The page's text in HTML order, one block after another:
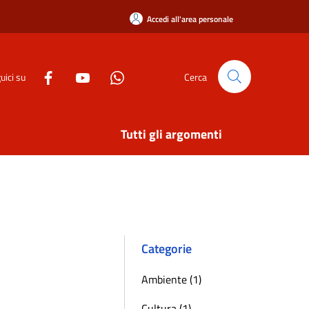
Accedi all'area personale
su Cerca
Tutti gli argomenti
Categorie
Ambiente (1)